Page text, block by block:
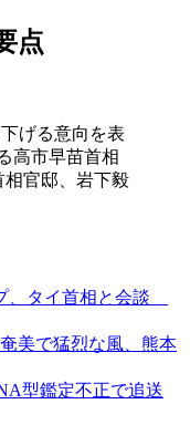
点
、タイ首相と会談
美で猛烈な風、熊本
型鑑定不正で追送